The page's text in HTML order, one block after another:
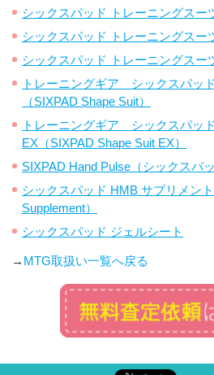
シックスパッド トレーニングス
シックスパッド トレーニングス
シックスパッド トレーニングス
トレーニングギア シックスパッ
（SIXPAD Shape Suit）
トレーニングギア シックスパッ
EX（SIXPAD Shape Suit EX）
SIXPAD Hand Pulse（シックスパ
シックスパッド HMB サプリメン
Supplement）
シックスパッド ジェルシート
→ MTG取扱い一覧へ戻る